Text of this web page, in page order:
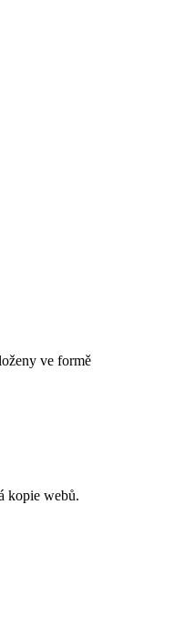
ve formě
kopie webů.